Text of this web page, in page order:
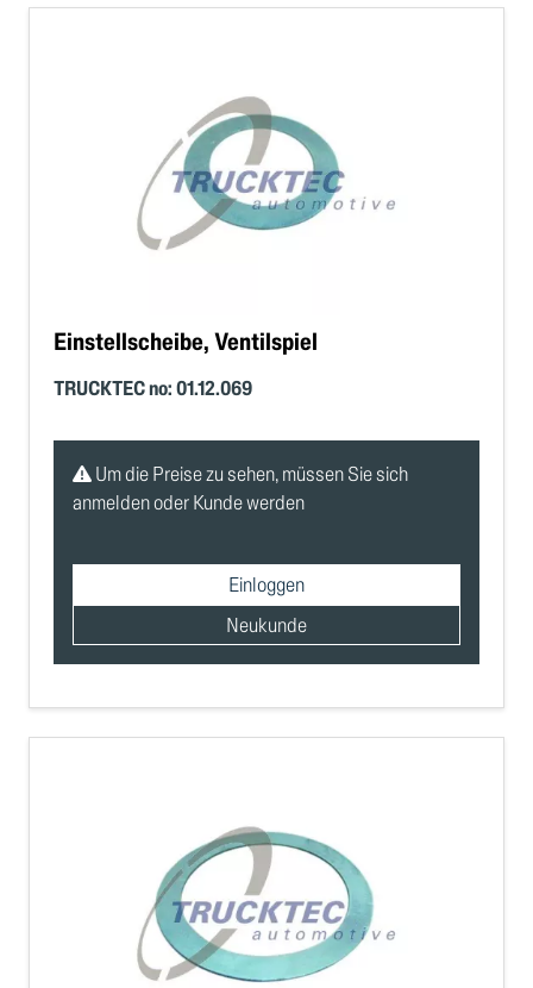
Einstellscheibe, Ventilspiel
TRUCKTEC no: 01.12.069
Um die Preise zu sehen, müssen Sie sich
anmelden oder Kunde werden
Einloggen
Neukunde